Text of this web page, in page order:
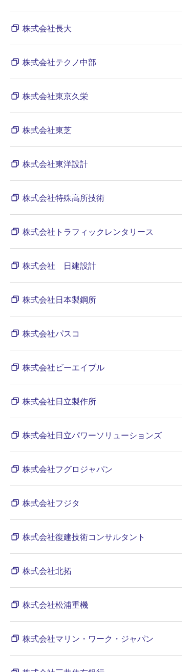
株式会社長大
株式会社テクノ中部
株式会社東京久栄
株式会社東芝
株式会社東洋設計
株式会社特殊高所技術
株式会社トラフィックレンタリース
株式会社 日建設計
株式会社日本製鋼所
株式会社パスコ
株式会社ビーエイブル
株式会社日立製作所
株式会社日立パワーソリューションズ
株式会社フグロジャパン
株式会社フジタ
株式会社復建技術コンサルタント
株式会社北拓
株式会社松浦重機
株式会社マリン・ワーク・ジャパン